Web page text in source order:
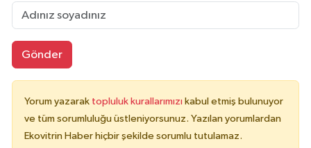
Gönder
Yorum yazarak topluluk kurallarımızı kabul etmiş bulunuyor
ve tüm sorumluluğu üstleniyorsunuz. Yazılan yorumlardan
Ekovitrin Haber hiçbir şekilde sorumlu tutulamaz.